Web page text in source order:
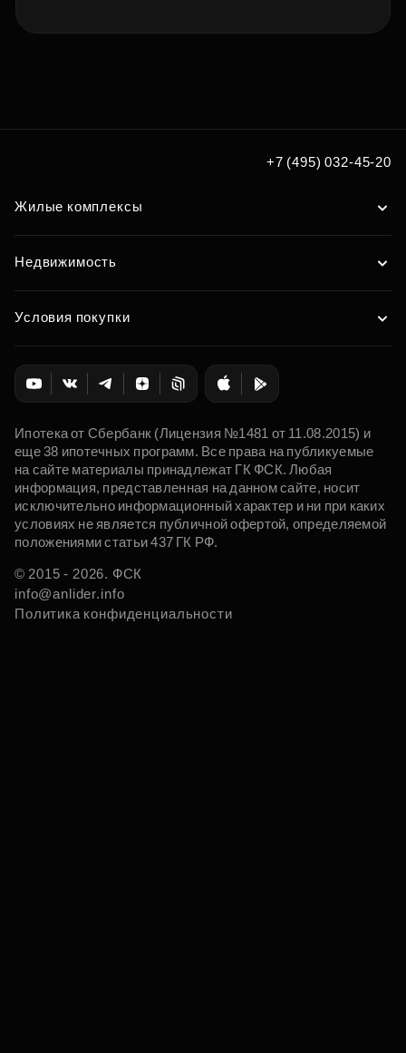
+7 (495) 032-45-20
Жилые комплексы
Недвижимость
Условия покупки
Ипотека от Сбербанк (Лицензия №1481 от 11.08.2015) и
еще 38 ипотечных программ. Все права на публикуемые
на сайте материалы принадлежат ГК ФСК. Любая
информация, представленная на данном сайте, носит
исключительно информационный характер и ни при каких
условиях не является публичной офертой, определяемой
положениями статьи 437 ГК РФ.
© 2015 - 2026. ФСК
info@anlider.info
Политика конфиденциальности